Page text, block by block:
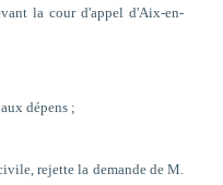
la cour d'appel d'Aix-en-
dépens ;
rejette la demande de M.